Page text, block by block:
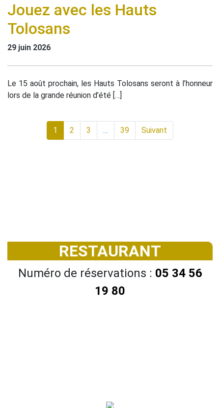
Jouez avec les Hauts
Tolosans
29 juin 2026
Le 15 août prochain, les Hauts Tolosans seront à l’honneur
lors de la grande réunion d’été […]
1 2 3 … 39 Suivant
RESTAURANT
Numéro de réservations : 05 34 56
19 80